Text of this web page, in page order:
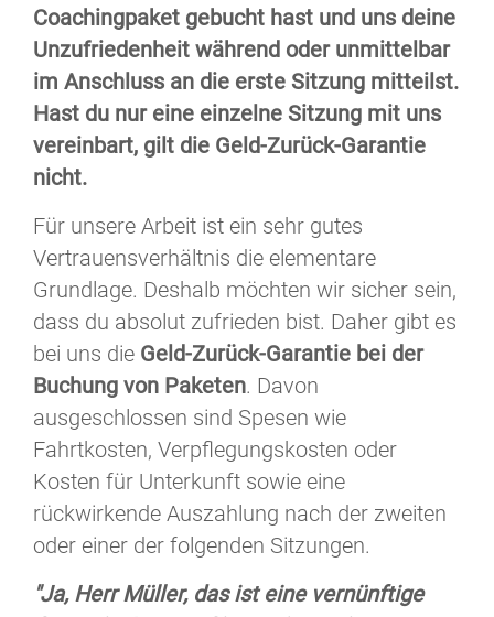
Coachingpaket gebucht hast und uns deine
Unzufriedenheit während oder unmittelbar
im Anschluss an die erste Sitzung mitteilst.
Hast du nur eine einzelne Sitzung mit uns
vereinbart, gilt die Geld-Zurück-Garantie
nicht.
Für unsere Arbeit ist ein sehr gutes
Vertrauensverhältnis die elementare
Grundlage. Deshalb möchten wir sicher sein,
dass du absolut zufrieden bist. Daher gibt es
bei uns die Geld-Zurück-Garantie bei der
Buchung von Paketen. Davon
ausgeschlossen sind Spesen wie
Fahrtkosten, Verpflegungskosten oder
Kosten für Unterkunft sowie eine
rückwirkende Auszahlung nach der zweiten
oder einer der folgenden Sitzungen.
"Ja, Herr Müller, das ist eine vernünftige